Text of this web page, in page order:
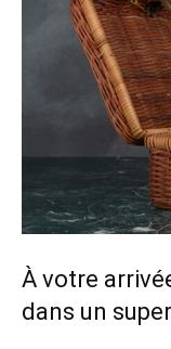
À votre
dans un